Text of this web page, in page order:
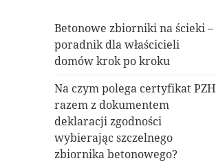
Betonowe zbiorniki na ścieki –
poradnik dla właścicieli
domów krok po kroku
Na czym polega certyfikat PZH
razem z dokumentem
deklaracji zgodności
wybierając szczelnego
zbiornika betonowego?